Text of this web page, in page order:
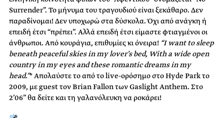
Surrender”. Το μήνυμα του τραγουδιού είναι ξεκάθαρο. Δεν
παραδίνομαι! Δεν υποχωρώ στα δύσκολα. Όχι από ανάγκη ή
επειδή έτσι “πρέπει”. Αλλά επειδή έτσι είμαστε φτιαγμένοι οι
άνθρωποι. Από κουράγια, επιθυμίες κι όνειρα! “I want to sleep
beneath peaceful skies in my lover’s bed, With a wide open
country in my eyes and these romantic dreams in my
head.”* Απολαύστε το από το live-ορόσημο στο Hyde Park το
2009, με guest τον Brian Fallon των Gaslight Anthem. Στο
2’06” θα δείτε και τη γαλανόλευκη να ροκάρει!